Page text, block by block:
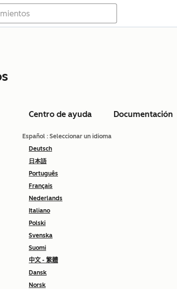
Centro de ayuda Documentación
Español : Seleccionar un idioma
Deutsch
日本語
Português
Français
Nederlands
Italiano
Polski
Svenska
Suomi
中文 - 繁體
Dansk
Norsk